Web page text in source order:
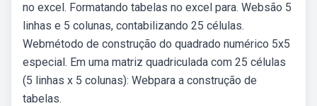
no excel. Formatando tabelas no excel para. Websão 5
linhas e 5 colunas, contabilizando 25 células.
Webmétodo de construção do quadrado numérico 5x5
especial. Em uma matriz quadriculada com 25 células
(5 linhas x 5 colunas): Webpara a construção de
tabelas.